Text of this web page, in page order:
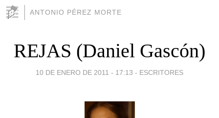
ANTONIO PÉREZ MORTE
REJAS (Daniel Gascón)
10 DE ENERO DE 2011 - 17:13 - ESCRITORES